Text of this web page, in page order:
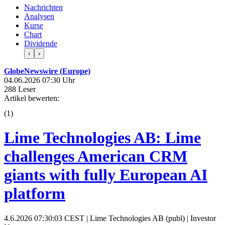
Nachrichten
Analysen
Kurse
Chart
Dividende
‹ ›
GlobeNewswire (Europe)
04.06.2026 07:30 Uhr
288 Leser
Artikel bewerten:
(1)
Lime Technologies AB: Lime
challenges American CRM
giants with fully European AI
platform
4.6.2026 07:30:03 CEST | Lime Technologies AB (publ) | Investor